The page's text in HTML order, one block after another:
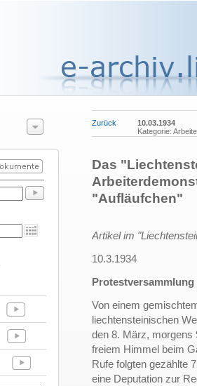
Zurück
10.03.1934
Kategorie:
Das
"Aufläufchen"
Artikel im
10.3.1934
Protestversammlung
Von einem
liechtensteinischen
den 8. März, morgens
freiem Himmel beim
Rufe folgten gezählte
eine Deputation zur